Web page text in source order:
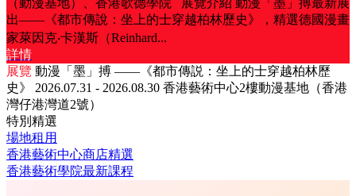
（動漫基地）、香港歌德學院 展覽介紹 動漫「墨」搏最新展
出——《都市傳說：坐上的士穿越柏林歷史》，精選德國漫畫
家萊因克‧卡漢斯（Reinhard...
詳情
展覽 動漫「墨」搏 ——《都市傳説：坐上的士穿越柏林歷
史》
2026.07.31 - 2026.08.30 香港藝術中心2樓動漫基地（香港
灣仔港灣道2號）
特別精選
場地租用
香港藝術中心商店精選
香港藝術學院最新課程